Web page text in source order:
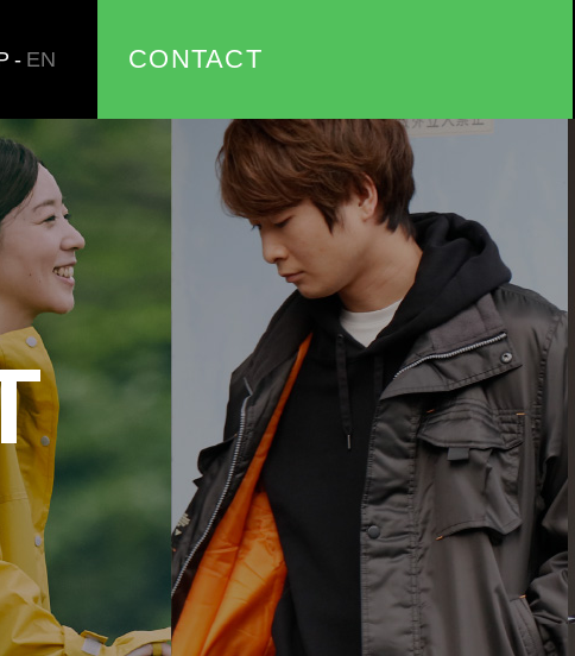
- EN CONTACT